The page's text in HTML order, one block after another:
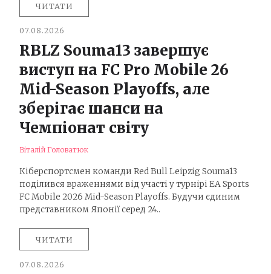
ЧИТАТИ
07.08.2026
RBLZ Souma13 завершує
виступ на FC Pro Mobile 26
Mid-Season Playoffs, але
зберігає шанси на
Чемпіонат світу
Віталій Головатюк
Кіберспортсмен команди Red Bull Leipzig Souma13
поділився враженнями від участі у турнірі EA Sports
FC Mobile 2026 Mid-Season Playoffs. Будучи єдиним
представником Японії серед 24..
ЧИТАТИ
07.08.2026